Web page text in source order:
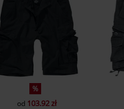
%
od 103.92 zł